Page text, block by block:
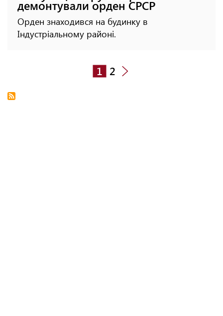
демонтували орден СРСР
Орден знаходився на будинку в
Індустріальному районі.
1 2